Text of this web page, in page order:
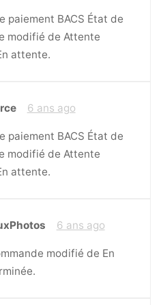
paiement BACS État de
modifié de Attente
attente.
6 ans ago
paiement BACS État de
modifié de Attente
attente.
6 ans ago
modifié de En